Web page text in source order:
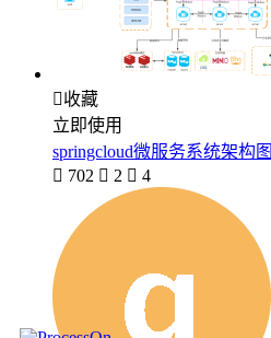
收藏
立即使用
springcloud微服务系统架构图
 702  2  4